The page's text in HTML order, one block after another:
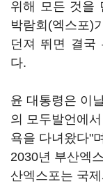
위해 모든 것을
박람회(엑스포)
던져 뛰면 결국
다.
윤 대통령은 이
의 모두발언에
욕을 다녀왔다"
2030년 부산엑
산엑스포는 국